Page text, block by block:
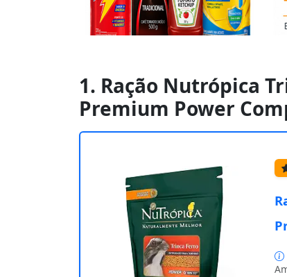
1. Ração Nutrópica
Premium Power